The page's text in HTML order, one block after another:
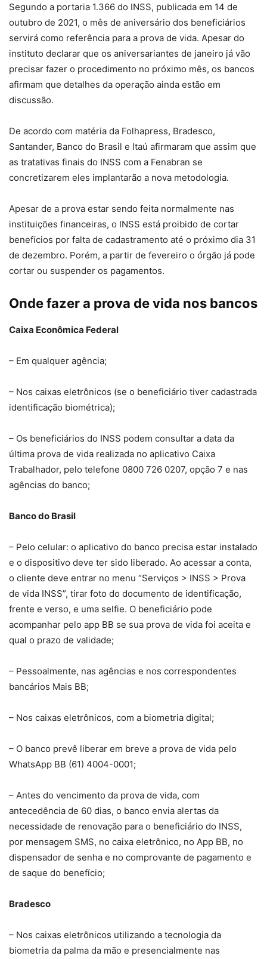
Segundo a portaria 1.366 do INSS, publicada em 14 de
outubro de 2021, o mês de aniversário dos beneficiários
servirá como referência para a prova de vida. Apesar do
instituto declarar que os aniversariantes de janeiro já vão
precisar fazer o procedimento no próximo mês, os bancos
afirmam que detalhes da operação ainda estão em
discussão.
De acordo com matéria da Folhapress, Bradesco,
Santander, Banco do Brasil e Itaú afirmaram que assim que
as tratativas finais do INSS com a Fenabran se
concretizarem eles implantarão a nova metodologia.
Apesar de a prova estar sendo feita normalmente nas
instituições financeiras, o INSS está proibido de cortar
benefícios por falta de cadastramento até o próximo dia 31
de dezembro. Porém, a partir de fevereiro o órgão já pode
cortar ou suspender os pagamentos.
Onde fazer a prova de vida nos bancos
Caixa Econômica Federal
– Em qualquer agência;
– Nos caixas eletrônicos (se o beneficiário tiver cadastrada
identificação biométrica);
– Os beneficiários do INSS podem consultar a data da
última prova de vida realizada no aplicativo Caixa
Trabalhador, pelo telefone 0800 726 0207, opção 7 e nas
agências do banco;
Banco do Brasil
– Pelo celular: o aplicativo do banco precisa estar instalado
e o dispositivo deve ter sido liberado. Ao acessar a conta,
o cliente deve entrar no menu “Serviços > INSS > Prova
de vida INSS”, tirar foto do documento de identificação,
frente e verso, e uma selfie. O beneficiário pode
acompanhar pelo app BB se sua prova de vida foi aceita e
qual o prazo de validade;
– Pessoalmente, nas agências e nos correspondentes
bancários Mais BB;
– Nos caixas eletrônicos, com a biometria digital;
– O banco prevê liberar em breve a prova de vida pelo
WhatsApp BB (61) 4004-0001;
– Antes do vencimento da prova de vida, com
antecedência de 60 dias, o banco envia alertas da
necessidade de renovação para o beneficiário do INSS,
por mensagem SMS, no caixa eletrônico, no App BB, no
dispensador de senha e no comprovante de pagamento e
de saque do benefício;
Bradesco
– Nos caixas eletrônicos utilizando a tecnologia da
biometria da palma da mão e presencialmente nas